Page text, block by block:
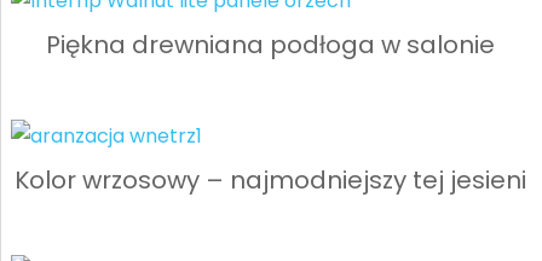
Piękna drewniana podłoga w salonie
Kolor wrzosowy – najmodniejszy tej jesieni